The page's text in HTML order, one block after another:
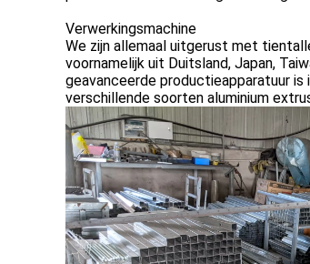
Verwerkingsmachine
We zijn allemaal uitgerust met
voornamelijk uit Duitsland, Japan,
geavanceerde productieapparatuur
verschillende soorten aluminium